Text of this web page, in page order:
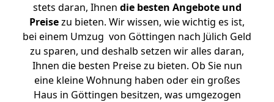
stets daran, Ihnen die besten Angebote und
Preisezu bieten. Wir wissen, wie wichtig es ist,
bei einem Umzug von Göttingen nach Jülich Geld
zu sparen, und deshalb setzen wir alles daran,
Ihnen die besten Preise zu bieten. Ob Sie nun
eine kleine Wohnung haben oder ein großes
Haus in Göttingen besitzen, was umgezogen